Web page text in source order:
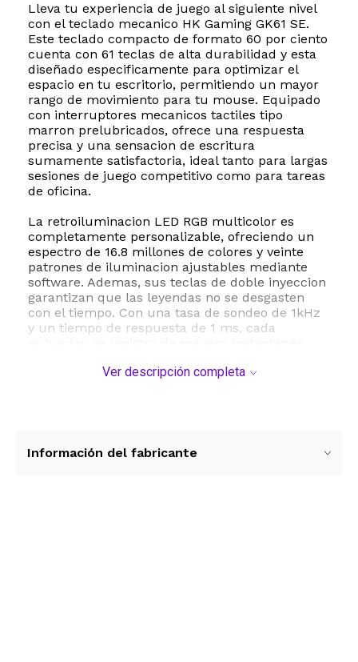
Lleva tu experiencia de juego al siguiente nivel
con el teclado mecanico HK Gaming GK61 SE.
Este teclado compacto de formato 60 por ciento
cuenta con 61 teclas de alta durabilidad y esta
diseñado especificamente para optimizar el
espacio en tu escritorio, permitiendo un mayor
rango de movimiento para tu mouse. Equipado
con interruptores mecanicos tactiles tipo
marron prelubricados, ofrece una respuesta
precisa y una sensacion de escritura
sumamente satisfactoria, ideal tanto para largas
sesiones de juego competitivo como para tareas
de oficina.
La retroiluminacion LED RGB multicolor es
completamente personalizable, ofreciendo un
espectro de 16.8 millones de colores y veinte
patrones de iluminacion ajustables mediante
software. Ademas, sus teclas de doble inyeccion
garantizan que las leyendas no se desgasten
con el tiempo. Con una tasa de sondeo de 1kHz
y un tiempo de respuesta de 1 ms, cada
momentos de alta intensidad.
tipo A extraible de 1.5 metros que facilita su
Ver descripción completa
Información del fabricante